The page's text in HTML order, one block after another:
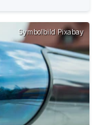
Symbolbild Pixabay